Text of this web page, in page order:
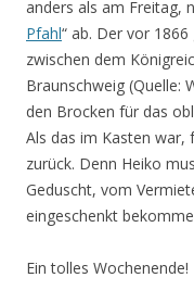
anders als am Freitag,
Pfahl“ ab. Der vor
zwischen dem
Braunschweig (Quelle:
den Brocken für das
Als das im Kasten
zurück. Denn Heiko
Geduscht, vom
eingeschenkt
Ein tolles Wochenende!